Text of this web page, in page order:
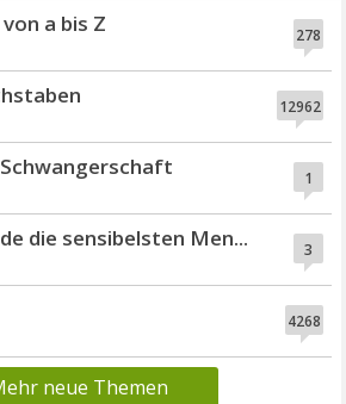
278
a bis Z
12962
1
3
die sensibelsten Men...
4268
neue Themen